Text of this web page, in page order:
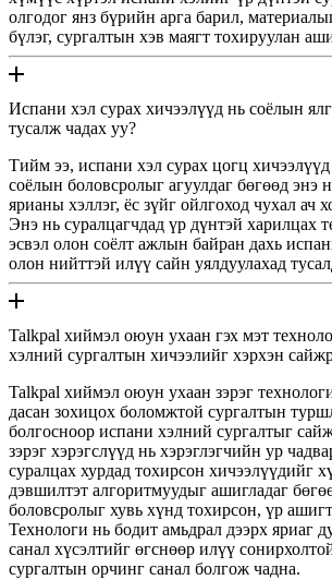
олгодог янз бүрийн арга барил,
бүлэг, сургалтын хэв маягт тохируулан
Испани хэл сурах хичээлүүд нь соёлын
тусалж чадах уу?
Тийм ээ, испани хэл сурах цогц
соёлын боловсролыг агуулдаг бөгөөд энэ
ярианы хэллэг, ёс зүйг ойлгоход чухал ач
Энэ нь суралцагчдад үр дүнтэй харилцах
эсвэл олон соёлт ажлын байран дахь
олон нийттэй илүү сайн уялдуулахад
Talkpal хиймэл оюун ухаан гэх мэт
хэлний сургалтын хичээлийг хэрхэн
Talkpal хиймэл оюун ухаан зэрэг
дасан зохицох боломжтой сургалтын
болгосноор испани хэлний сургалтыг
зэрэг хэрэгслүүд нь хэрэглэгчийн ур
суралцах хурдад тохирсон хичээлүүдийг
дэвшилтэт алгоритмуудыг ашигладаг
боловсролыг хувь хүнд тохирсон, үр
Технологи нь бодит амьдрал дээрх яриаг
санал хүсэлтийг өгснөөр илүү
сургалтын орчинг санал болгож чадна.